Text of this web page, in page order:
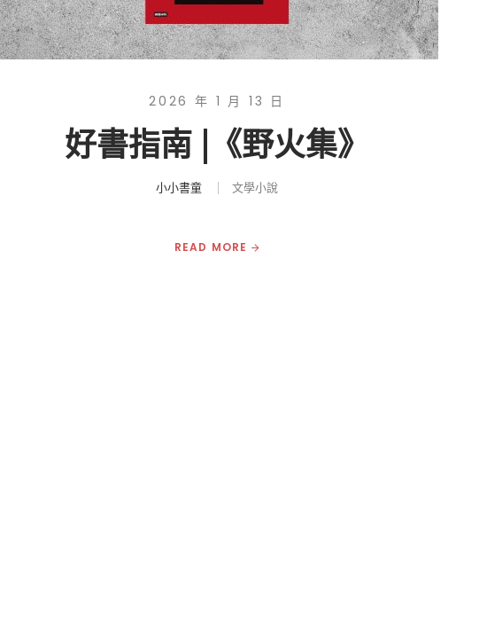
2026 年 1 月 13 日
好書指南 |《野火集》
小小書童 文學小說
READ MORE